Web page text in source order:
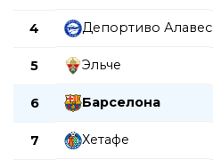
4 Депортиво Алавес
5 Эльче
6 Барселона
7 Хетафе